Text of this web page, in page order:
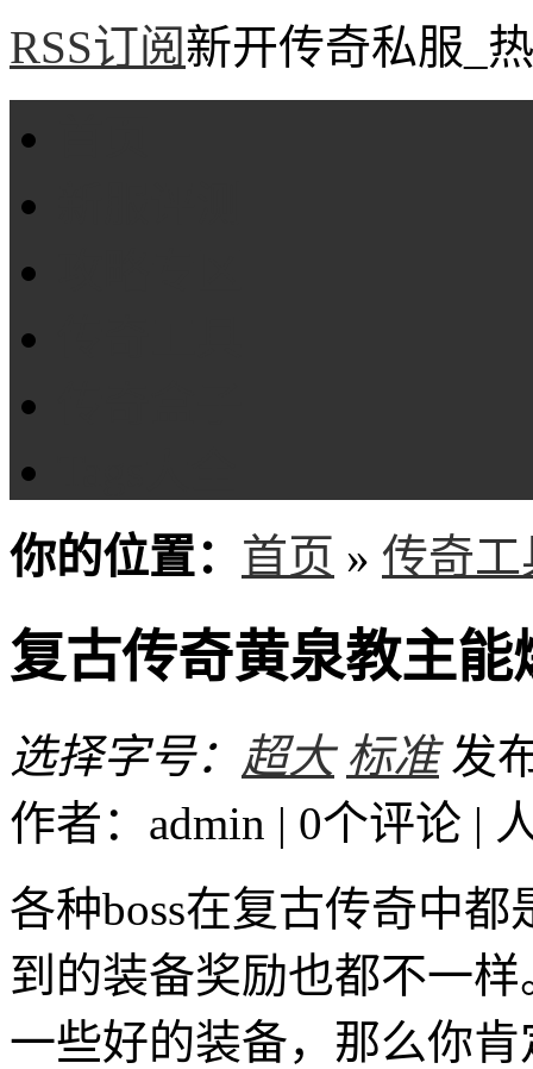
RSS订阅新开传奇私服_
你的位置： 首页 » 传奇工
复古传奇黄泉教主
选择字号： 超大 标准 发
作者：admin | 0个评论 |
各种boss在复古传奇中
到的装备奖励也都不一
一些好的装备，那么你